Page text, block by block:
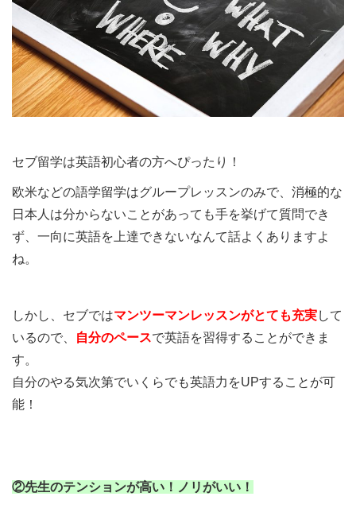
セブ留学は英語初心者の方へぴったり！
欧米などの語学留学はグループレッスンのみで、消極的な
日本人は分からないことがあっても手を挙げて質問でき
ず、一向に英語を上達できないなんて話よくありますよ
ね。
しかし、セブではマンツーマンレッスンがとても充実して
いるので、
自分のペースで英語を習得することができま
す。
自分のやる気次第でいくらでも英語力をUPすることが可
能！
②先生のテンションが高い！ノリがいい！